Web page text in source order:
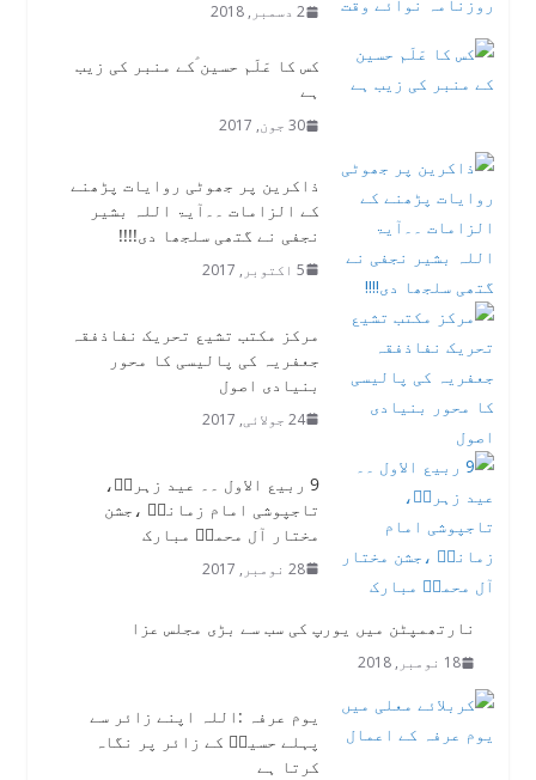
2 دسمبر, 2018
کس کا عَلَم حسین ؑکے منبر کی زیب
ہے​
30 جون, 2017
ذاکرین پر جھوٹی روایات پڑھنے
کے الزامات ۔۔آیۃ اللہ بشیر
نجفی نے گتھی سلجھا دی!!!!
5 اکتوبر, 2017
مرکز مکتب تشیع تحریک نفاذفقہ
جعفریہ کی پالیسی کا محور
بنیادی اصول
24 جولائی, 2017
9 ربیع الاول ۔۔ عید زہراؑ،
تاجپوشی امام زمانہؑ ،جشن
مختار آل محمدؐ مبارک
28 نومبر, 2017
نارتھمپٹن میں یورپ کی سب سے بڑی مجلس عزا
18 نومبر, 2018
یوم عرفہ :اللہ اپنے زائر سے
پہلے حسینؑ کے زائر پر نگاہ
کرتا ہے